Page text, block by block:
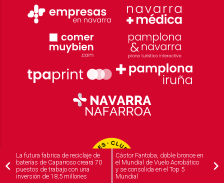
La futura fabrica de reciclaje de
baterías de Caparroso creará 70
puestos de trabajo con una
inversión de 18,5 millones
Cástor Fantoba, doble bronce en
el Mundial de Vuelo Acrobático
y se consolida en el Top 5
Mundial